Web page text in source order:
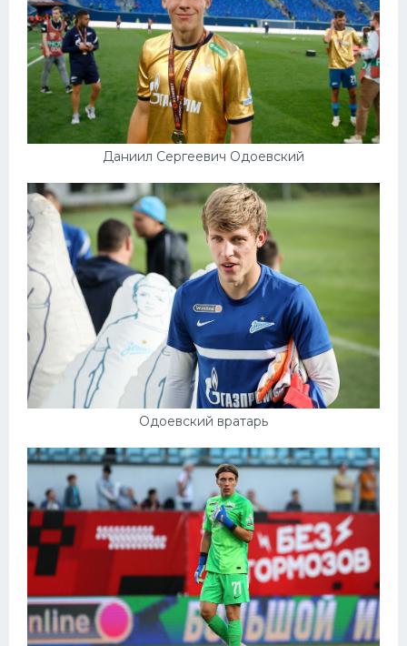
Даниил Сергеевич Одоевский
Одоевский вратарь